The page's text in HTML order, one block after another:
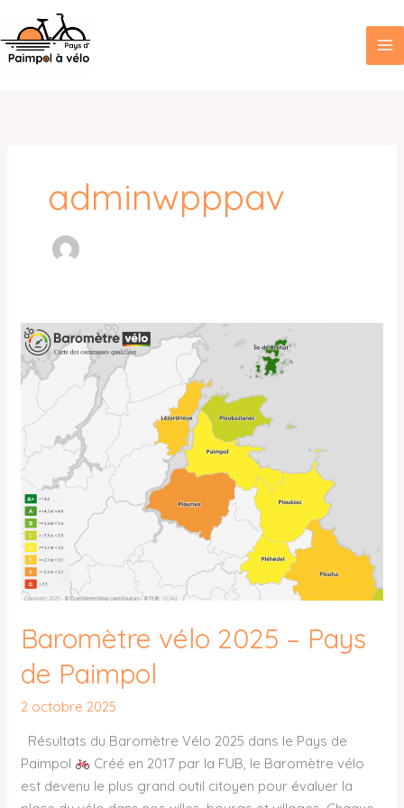
contenu
adminwpppav
Baromètre vélo 2025 – Pays
de Paimpol
2 octobre 2025
Résultats du Baromètre Vélo 2025 dans le Pays de
Paimpol
Créé en 2017 par la FUB, le Baromètre vélo
est devenu le plus grand outil citoyen pour évaluer la
Baromètre
vélo
2025
Pays
de
Paimpol